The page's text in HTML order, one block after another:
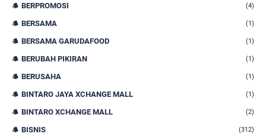
BERPROMOSI (4)
BERSAMA (1)
BERSAMA GARUDAFOOD (1)
BERUBAH PIKIRAN (1)
BERUSAHA (1)
BINTARO JAYA XCHANGE MALL (1)
BINTARO XCHANGE MALL (2)
BISNIS (312)